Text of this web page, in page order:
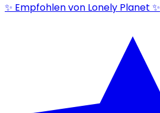
✨ Empfohlen von Lonely Planet ✨